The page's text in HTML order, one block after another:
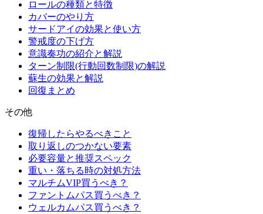
ロールの種類と特徴
カバーのやり方
サードアイの効果と使い方
警戒度の下げ方
意識奏功の紹介と解説
ターン制限(行動回数制限)の解説
蘇生の効果と解説
回復まとめ
その他
復帰したらやるべきこと
取り返しのつかない要素
必要容量と推奨スペック
重い・落ちる時の対処方法
マルチムVIP買うべき？
ファントムパス買うべき？
ウェルカムパス買うべき？